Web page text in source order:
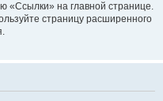
«Ссылки» на главной странице.
страницу расширенного